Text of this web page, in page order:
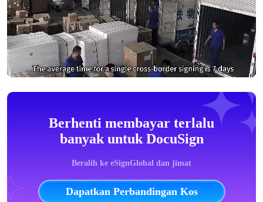
Berhenti membayar terlalu
banyak untuk DocuSign
Beralih ke eSignGlobal dan jimat
Dapatkan Perbandingan Kos